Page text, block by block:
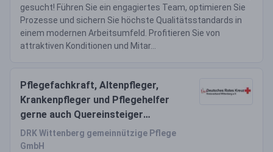
gesucht! Führen Sie ein engagiertes Team, optimieren Sie
Prozesse und sichern Sie höchste Qualitätsstandards in
einem modernen Arbeitsumfeld. Profitieren Sie von
attraktiven Konditionen und Mitar...
Pflegefachkraft, Altenpfleger,
Krankenpfleger und Pflegehelfer
gerne auch Quereinsteiger
(m/w/d) Vollzeit / Teilzeit
DRK Wittenberg gemeinnützige Pflege
GmbH